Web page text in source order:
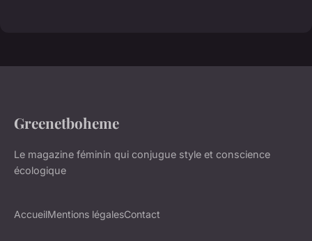
Greenetboheme
Le magazine féminin qui conjugue style et conscience
écologique
AccueilMentions légalesContact